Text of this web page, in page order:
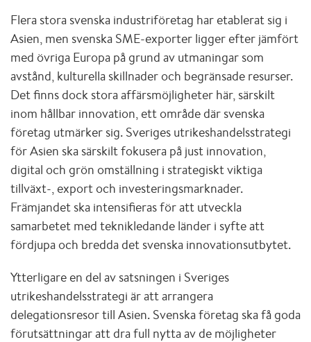
Flera stora svenska industriföretag har etablerat sig i
Asien, men svenska SME-exporter ligger efter jämfört
med övriga Europa på grund av utmaningar som
avstånd, kulturella skillnader och begränsade resurser.
Det finns dock stora affärsmöjligheter här, särskilt
inom hållbar innovation, ett område där svenska
företag utmärker sig. Sveriges utrikeshandelsstrategi
för Asien ska särskilt fokusera på just innovation,
digital och grön omställning i strategiskt viktiga
tillväxt-, export och investeringsmarknader.
Främjandet ska intensifieras för att utveckla
samarbetet med teknikledande länder i syfte att
fördjupa och bredda det svenska innovationsutbytet.
Ytterligare en del av satsningen i Sveriges
utrikeshandelsstrategi är att arrangera
delegationsresor till Asien. Svenska företag ska få goda
förutsättningar att dra full nytta av de möjligheter